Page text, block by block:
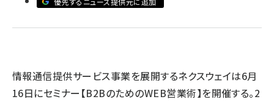
情報通信提供サービス事業を展開するネクスウェイは6月
16日にセミナー【B2BのためのWEB営業術】を開催する。2